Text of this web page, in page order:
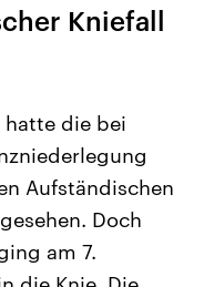
USA
Aktuelle Beiträge,
Hintergründe
Wirtschaftlich und
gehören die Vereinigten
den mächtigsten Ländern
mit großem Einfluss auf
Kniefall
die bei
Aufständischen
Doch
am 7.